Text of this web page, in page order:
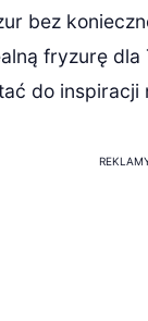
bez
fryzurę dla
do inspiracji